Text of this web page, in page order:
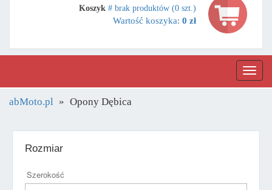
Koszyk # brak produktów (0 szt.)
Wartość koszyka: 0 zł
abMoto.pl Opony Dębica
Rozmiar
Szerokość